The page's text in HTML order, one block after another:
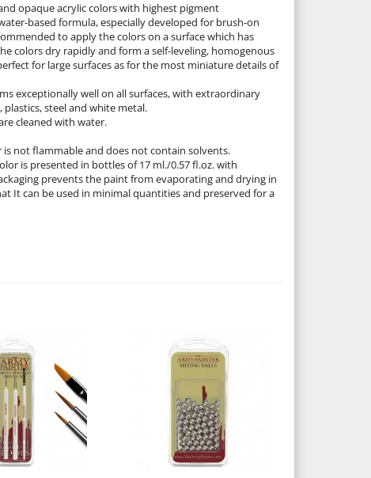
opaque acrylic colors with highest pigment
based formula, especially developed for brush-on
to apply the colors on a surface which has
colors dry rapidly and form a self-leveling, homogenous
for large surfaces as for the most miniature details of
exceptionally well on all surfaces, with extraordinary
plastics, steel and white metal.
cleaned with water.
is not flammable and does not contain solvents.
is presented in bottles of 17 ml./0.57 fl.oz. with
prevents the paint from evaporating and drying in
It can be used in minimal quantities and preserved for a